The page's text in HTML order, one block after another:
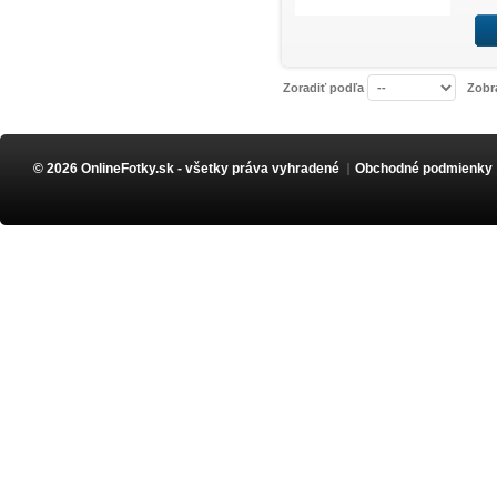
Zoradiť podľa
© 2026 OnlineFotky.sk - všetky práva vyhradené Obchodné podmienky